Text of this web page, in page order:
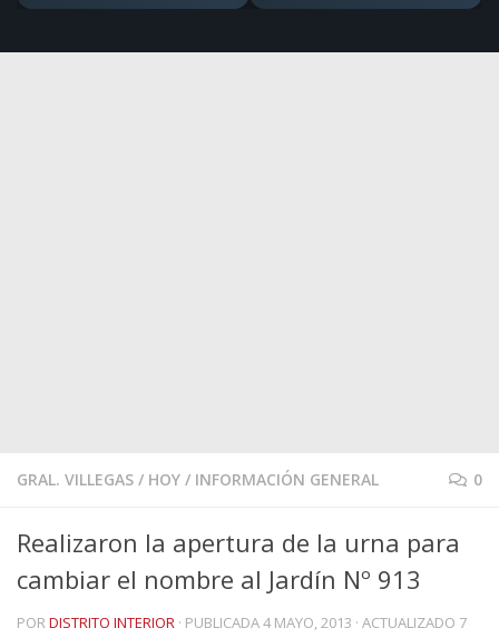
GRAL. VILLEGAS / HOY / INFORMACIÓN GENERAL 0
Realizaron la apertura de la urna para
cambiar el nombre al Jardín Nº 913
PORDISTRITO INTERIOR · PUBLICADA4 MAYO, 2013 · ACTUALIZADO 7